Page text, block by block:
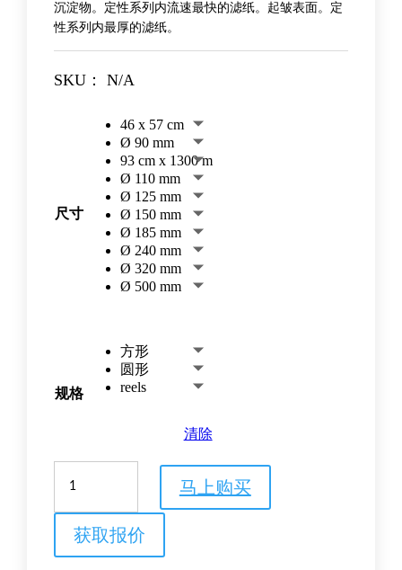
沉淀物。定性系列内流速最快的滤纸。起皱表面。定
性系列内最厚的滤纸。
SKU： N/A
尺寸
46 x 57 cm
Ø 90 mm
93 cm x 1300 m
Ø 110 mm
Ø 125 mm
Ø 150 mm
Ø 185 mm
Ø 240 mm
Ø 320 mm
Ø 500 mm
规格
方形
圆形
reels
清除
113
滤
马上购买
获取报价